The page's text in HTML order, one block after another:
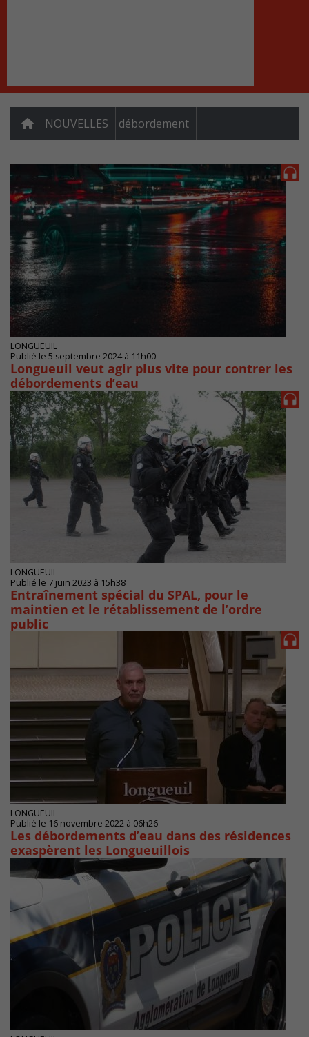
NOUVELLES débordement
LONGUEUIL
Publié le 5 septembre 2024 à 11h00
Longueuil veut agir plus vite pour contrer les
débordements d’eau
LONGUEUIL
Publié le 7 juin 2023 à 15h38
Entraînement spécial du SPAL, pour le
maintien et le rétablissement de l’ordre
public
LONGUEUIL
Publié le 16 novembre 2022 à 06h26
Les débordements d’eau dans des résidences
exaspèrent les Longueuillois